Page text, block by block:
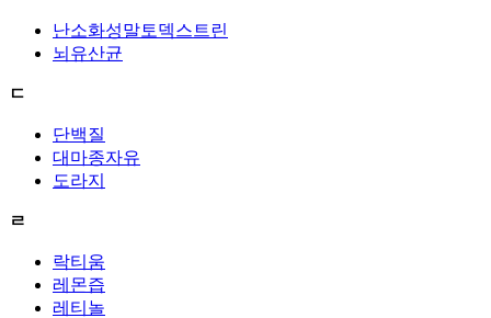
난소화성말토덱스트린
뇌유산균
ㄷ
단백질
대마종자유
도라지
ㄹ
락티움
레몬즙
레티놀